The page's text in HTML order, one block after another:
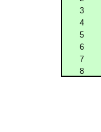
3
4
5
6
7
8